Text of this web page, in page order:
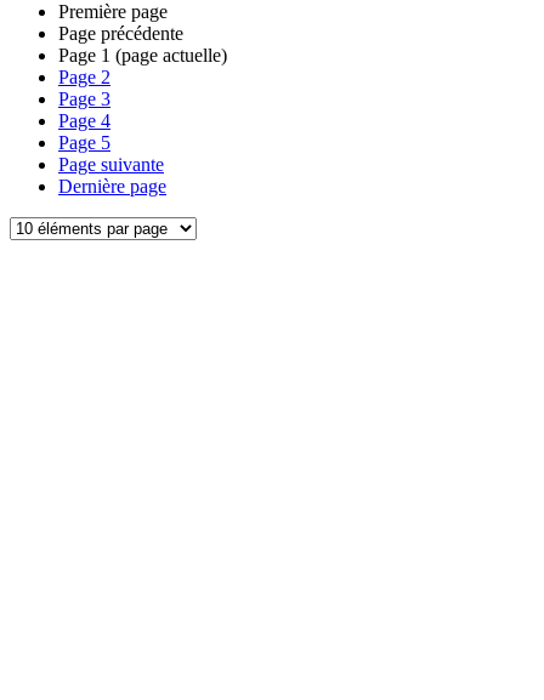
Première page
Page précédente
Page 1 (page actuelle)
Page 2
Page 3
Page 4
Page 5
Page suivante
Dernière page